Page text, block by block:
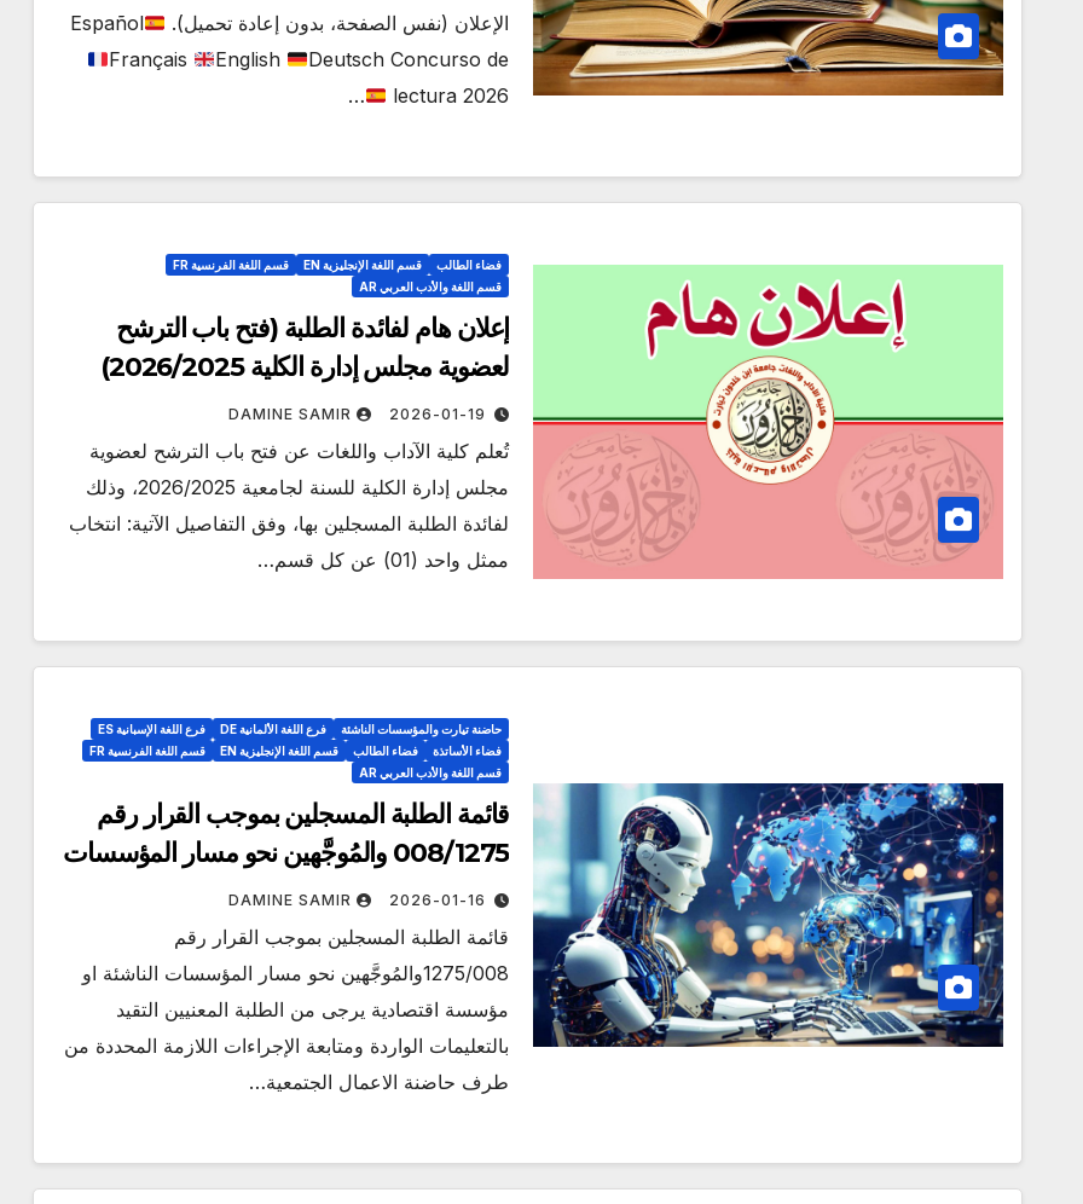
الإعلان (نفس الصفحة، بدون إعادة تحميل).
Español
Français
English
Deutsch Concurso de
lectura 2026
…
فضاء الطالب قسم اللغة الإنجليزية EN
قسم اللغة الفرنسية FR
قسم اللغة والأدب العربي AR
إعلان هام لفائدة الطلبة (فتح باب الترشح
لعضوية مجلس إدارة الكلية 2026/2025)
2026-01-19
DAMINE SAMIR
تُعلم كلية الآداب واللغات عن فتح باب الترشح لعضوية
مجلس إدارة الكلية للسنة لجامعية 2026/2025، وذلك
لفائدة الطلبة المسجلين بها، وفق التفاصيل الآتية: انتخاب
ممثل واحد (01) عن كل قسم…
حاضنة تيارت والمؤسسات الناشئة فرع اللغة الألمانية DE
فرع اللغة الإسبانية ES
فضاء الأساتذة
فضاء الطالب قسم اللغة الإنجليزية EN
قسم اللغة الفرنسية FR
قسم اللغة والأدب العربي AR
قائمة الطلبة المسجلين بموجب القرار رقم
008/1275 والمُوجَّهين نحو مسار المؤسسات
الناشئة او مؤسسة اقتصادية
2026-01-16
DAMINE SAMIR
قائمة الطلبة المسجلين بموجب القرار رقم
1275/008والمُوجَّهين نحو مسار المؤسسات الناشئة او
مؤسسة اقتصادية يرجى من الطلبة المعنيين التقيد
بالتعليمات الواردة ومتابعة الإجراءات اللازمة المحددة من
طرف حاضنة الاعمال الجتمعية…
إعلان عن استشارة رقم
2026/10
مناقصات واستشارات
إعلان عن استشارة رقم
2026/09